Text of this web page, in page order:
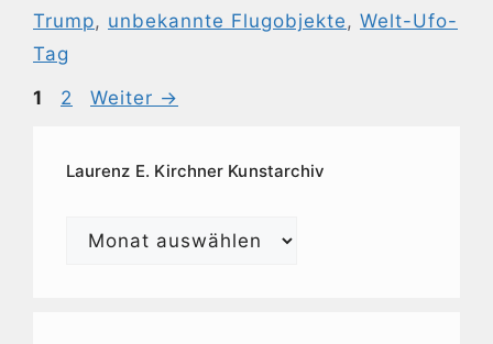
Trump, unbekannte Flugobjekte , Welt-Ufo-
Tag
Seite
1 Seite
2 Weiter →
Laurenz E. Kirchner Kunstarchiv
Laurenz